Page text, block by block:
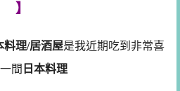
】
料理/居酒屋是我近期吃到非常喜
間 日本料理